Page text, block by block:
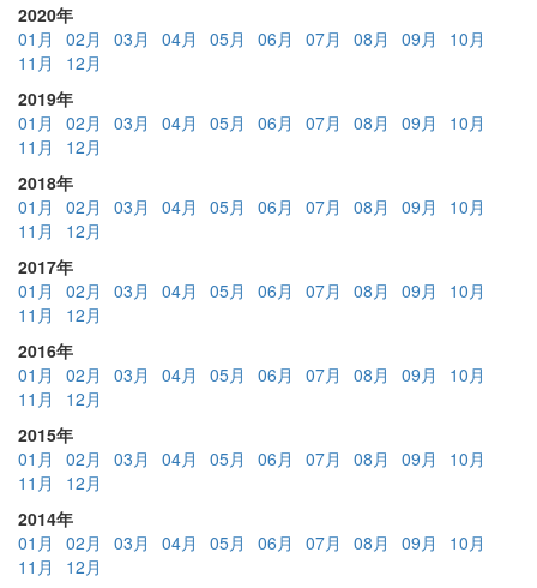
2020年
01月
02月 03月 04月 05月 06月 07月 08月 09月
10月
11月
12月
2019年
01月
02月 03月 04月 05月 06月 07月 08月 09月
10月
11月
12月
2018年
01月
02月 03月 04月 05月 06月 07月 08月 09月
10月
11月
12月
2017年
01月
02月 03月 04月 05月 06月 07月 08月 09月
10月
11月
12月
2016年
01月
02月 03月 04月 05月 06月 07月 08月 09月
10月
11月
12月
2015年
01月
02月 03月 04月 05月 06月 07月 08月 09月
10月
11月
12月
2014年
01月
02月 03月 04月 05月 06月 07月 08月 09月
10月
11月
12月